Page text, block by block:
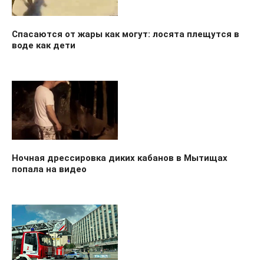
Спасаются от жары как могут: лосята плещутся в
воде как дети
Ночная дрессировка диких кабанов в Мытищах
попала на видео